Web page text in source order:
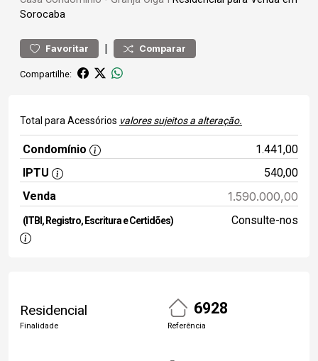
Sorocaba
Favoritar | Comparar
Compartilhe:
Total para Acessórios valores sujeitos a alteração.
Condomínio
1.441,00
IPTU
540,00
Venda
1.590.000,00
(ITBI, Registro, Escritura e Certidões) Consulte-nos
Residencial
Finalidade
6928
Referência